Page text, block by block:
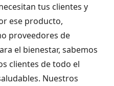
tus clientes y
ese producto,
proveedores de
el bienestar, sabemos
clientes de todo el
Nuestros